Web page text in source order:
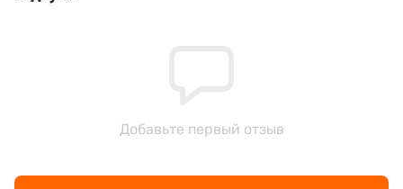
Добавьте первый отзыв